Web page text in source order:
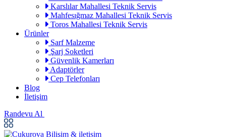
Karslılar Mahallesi Teknik Servis
Mahfesığmaz Mahallesi Teknik Servis
Toros Mahallesi Teknik Servis
Ürünler
Sarf Malzeme
Şarj Soketleri
Güvenlik Kamerları
Adaptörler
Cep Telefonları
Blog
İletişim
Randevu Al